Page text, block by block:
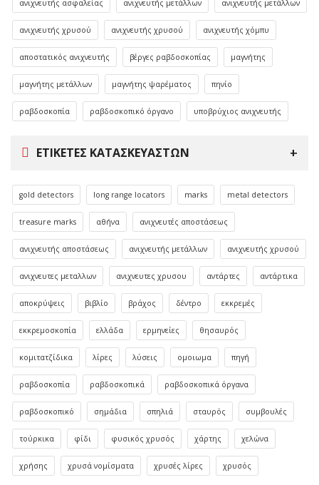
ανιχνευτής ασφαλείας ανιχνευτής μετάλλων ανιχνευτής μετάλλων
ανιχνευτής χρυσού ανιχνευτής χρυσού ανιχνευτής χόμπυ
αποστατικός ανιχνευτής βέργες ραβδοσκοπίας μαγνήτης
μαγνήτης μετάλλων μαγνήτης ψαρέματος πηνίο
ραβδοσκοπία ραβδοσκοπικό όργανο υποβρύχιος ανιχνευτής
ΕΤΙΚΈΤΕΣ ΚΑΤΑΣΚΕΥΑΣΤΏΝ
gold detectors long range locators marks metal detectors
treasure marks αθήνα ανιχνευτές αποστάσεως
ανιχνευτής αποστάσεως ανιχνευτής μετάλλων ανιχνευτής χρυσού
ανιχνευτες μεταλλων ανιχνευτες χρυσου αντάρτες αντάρτικα
αποκρύψεις βιβλίο βράχος δέντρο εκκρεμές
εκκρεμοσκοπία ελλάδα ερμηνείες θησαυρός
κομιτατζίδικα λίρες λύσεις ομοιωμα πηγή
ραβδοσκοπία ραβδοσκοπικά ραβδοσκοπικά όργανα
ραβδοσκοπικό σημάδια σπηλιά σταυρός συμβουλές
τούρκικα φίδι φυσικός χρυσός χάρτης χελώνα
χρήσης χρυσά νομίσματα χρυσές λίρες χρυσός